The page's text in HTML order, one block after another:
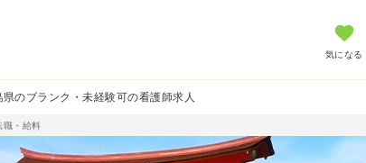
気になる
県のブランク・未経験可の看護師求人
職・給料